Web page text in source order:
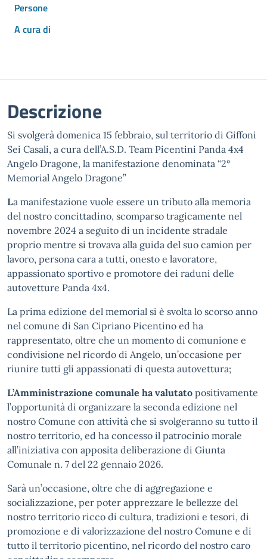
Persone
A cura di
Descrizione
Si svolgerà domenica 15 febbraio, sul territorio di Giffoni
Sei Casali, a cura dell’A.S.D. Team Picentini Panda 4x4
Angelo Dragone, la manifestazione denominata “2°
Memorial Angelo Dragone”
La manifestazione vuole essere un tributo alla memoria
del nostro concittadino, scomparso tragicamente nel
novembre 2024 a seguito di un incidente stradale
proprio mentre si trovava alla guida del suo camion per
lavoro, persona cara a tutti, onesto e lavoratore,
appassionato sportivo e promotore dei raduni delle
autovetture Panda 4x4.
La prima edizione del memorial si è svolta lo scorso anno
nel comune di San Cipriano Picentino ed ha
rappresentato, oltre che un momento di comunione e
condivisione nel ricordo di Angelo, un’occasione per
riunire tutti gli appassionati di questa autovettura;
L’Amministrazione comunale ha valutato positivamente
l’opportunità di organizzare la seconda edizione nel
nostro Comune con attività che si svolgeranno su tutto il
nostro territorio, ed ha concesso il patrocinio morale
all’iniziativa con apposita deliberazione di Giunta
Comunale n. 7 del 22 gennaio 2026.
Sarà un’occasione, oltre che di aggregazione e
socializzazione, per poter apprezzare le bellezze del
nostro territorio ricco di cultura, tradizioni e tesori, di
promozione e di valorizzazione del nostro Comune e di
tutto il territorio picentino, nel ricordo del nostro caro